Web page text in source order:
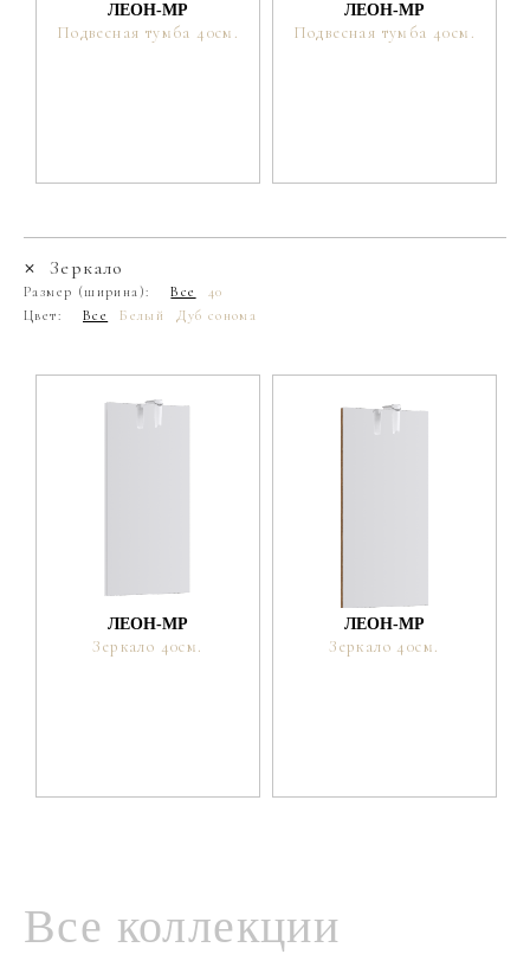
ЛЕОН-МР
Подвесная тумба 40см.
ЛЕОН-МР
Подвесная тумба 40см.
Зеркало
Размер (ширина): Все
40
Цвет:
Все Белый Дуб сонома
ЛЕОН-МР
Зеркало 40см.
ЛЕОН-МР
Зеркало 40см.
Все коллекции